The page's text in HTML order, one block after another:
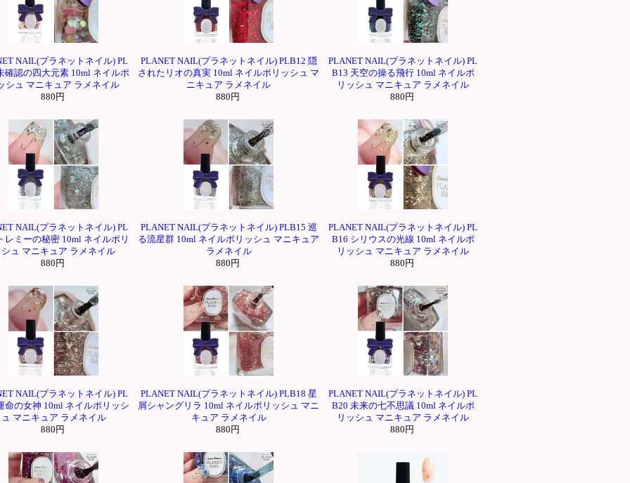
NAIL(プラネットネイル) PL
確認の四大元素 10ml ネイルポ
シュ マニキュア ラメネイル
880円
PLANET NAIL(プラネットネイル) PLB12 隠
されたリオの真実 10ml ネイルポリッシュ マ
ニキュア ラメネイル
880円
PLANET NAIL(プラネットネイル) PL
B13 天空の操る飛行 10ml ネイルポ
リッシュ マニキュア ラメネイル
880円
NAIL(プラネットネイル) PL
レミーの秘密 10ml ネイルポリ
ュ マニキュア ラメネイル
880円
PLANET NAIL(プラネットネイル) PLB15 巡
る流星群 10ml ネイルポリッシュ マニキュア
ラメネイル
880円
PLANET NAIL(プラネットネイル) PL
B16 シリウスの光線 10ml ネイルポ
リッシュ マニキュア ラメネイル
880円
NAIL(プラネットネイル) PL
命の女神 10ml ネイルポリッシ
ュ マニキュア ラメネイル
880円
PLANET NAIL(プラネットネイル) PLB18 星
屑シャングリラ 10ml ネイルポリッシュ マニ
キュア ラメネイル
880円
PLANET NAIL(プラネットネイル) PL
B20 未来の七不思議 10ml ネイルポ
リッシュ マニキュア ラメネイル
880円